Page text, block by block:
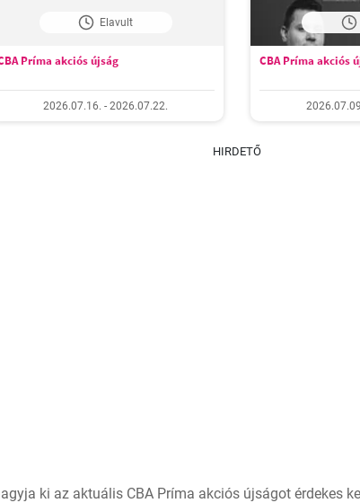
Elavult
Príma akciós újság
2026.07.16. - 2026.07.22.
CBA Príma akciós
HIRDETŐ
ki az aktuális CBA Príma akciós újságot érdekes